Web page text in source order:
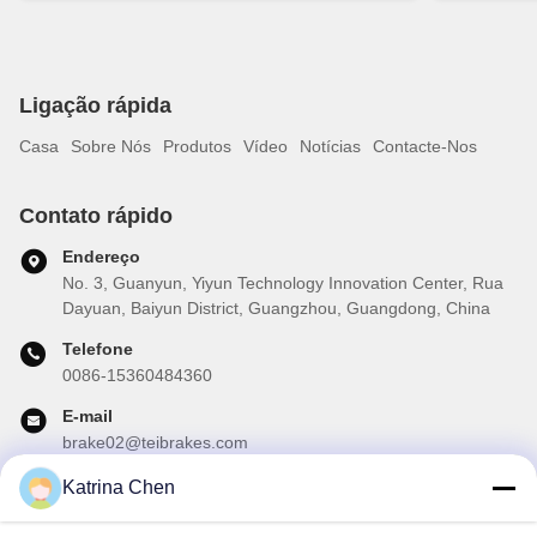
Ligação rápida
Casa Sobre Nós Produtos Vídeo Notícias Contacte-Nos
Contato rápido
Endereço
No. 3, Guanyun, Yiyun Technology Innovation Center, Rua
Dayuan, Baiyun District, Guangzhou, Guangdong, China
Telefone
0086-15360484360
E-mail
brake02@teibrakes.com
Katrina Chen